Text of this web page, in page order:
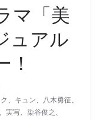
マ「美
ュアル
、 キュン、 八木勇征、
、 実写、 染谷俊之 、